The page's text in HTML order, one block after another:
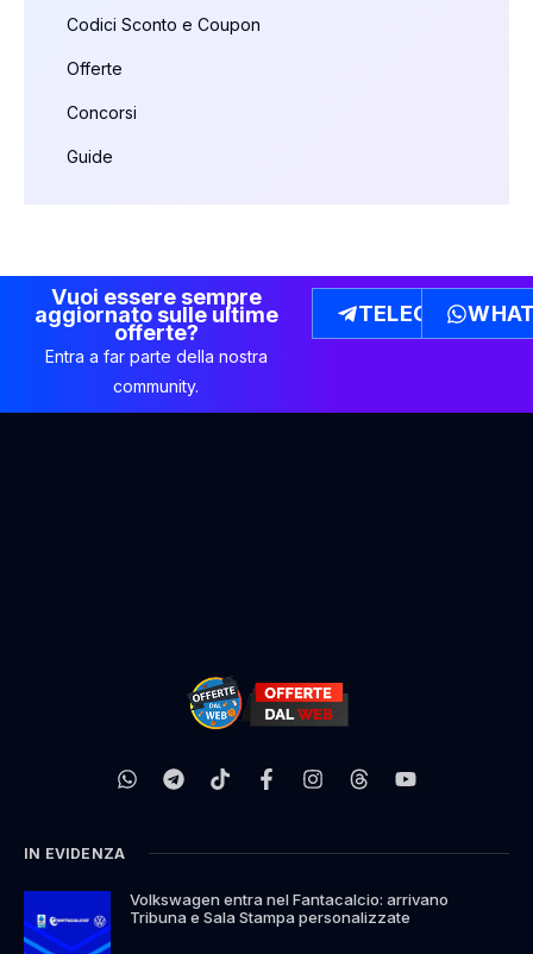
Codici Sconto e Coupon
Offerte
Concorsi
Guide
Vuoi essere sempre
aggiornato sulle ultime
offerte?
Entra a far parte della nostra
community.
TELEGRAM
IN EVIDENZA
Volkswagen entra nel Fantacalcio: arrivano
Tribuna e Sala Stampa personalizzate